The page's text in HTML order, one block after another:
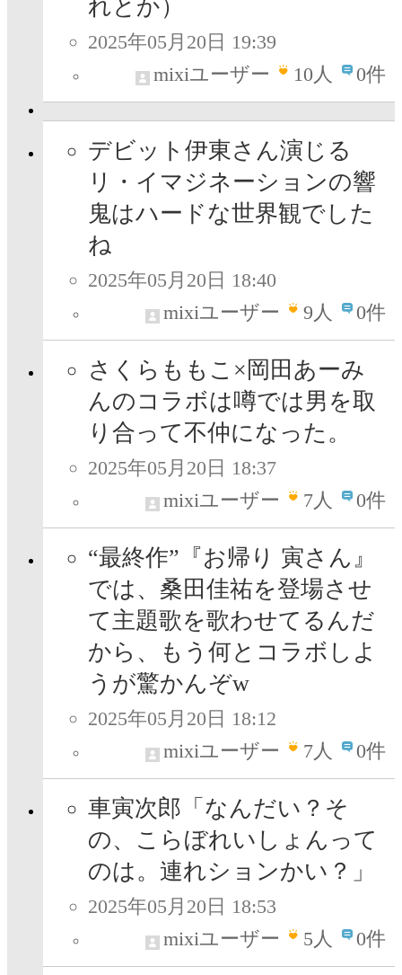
れとか）
2025年05月20日 19:39
mixiユーザー
10人 0件
デビット伊東さん演じる
リ・イマジネーションの響
鬼はハードな世界観でした
ね
2025年05月20日 18:40
mixiユーザー
9人 0件
さくらももこ×岡田あーみ
んのコラボは噂では男を取
り合って不仲になった。
2025年05月20日 18:37
mixiユーザー
7人 0件
“最終作”『お帰り 寅さん』
では、桑田佳祐を登場させ
て主題歌を歌わせてるんだ
から、もう何とコラボしよ
うが驚かんぞw
2025年05月20日 18:12
mixiユーザー
7人 0件
車寅次郎「なんだい？そ
の、こらぼれいしょんって
のは。連れションかい？」
2025年05月20日 18:53
mixiユーザー
5人 0件